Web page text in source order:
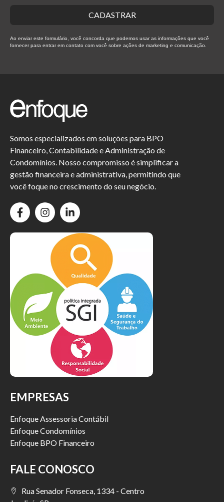
CADASTRAR
Ao enviar este formulário, você concorda que podemos usar as informações que você
fornecer para entrar em contato com você sobre ações de marketing e comunicação.
Somos especializados em soluções para BPO
Financeiro, Contabilidade e Administração de
Condomínios. Nosso compromisso é simplificar a
gestão financeira e administrativa, permitindo que
você foque no crescimento do seu negócio.
EMPRESAS
Enfoque Assessoria Contábil
Enfoque Condomínios
Enfoque BPO Financeiro
FALE CONOSCO
Rua Senador Fonseca, 1334 - Centro